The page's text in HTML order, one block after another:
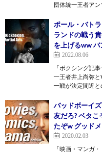
団体統一王者ア
ポール・バト
ランドの戦う
を上げるww
2022.08.06
「ボクシング記
一王者井上尚弥
一戦が決定間近
バッドボーイ
友だろ? ベタ
たぞw グッド
2020.02.03
「映画・マンガ